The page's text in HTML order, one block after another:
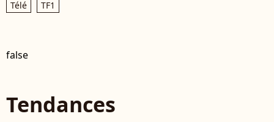
Télé
TF1
false
Tendances